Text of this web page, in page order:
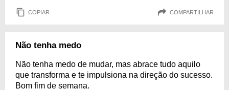
COPIAR COMPARTILHAR
Não tenha medo
Não tenha medo de mudar, mas abrace tudo aquilo
que transforma e te impulsiona na direção do sucesso.
Bom fim de semana.